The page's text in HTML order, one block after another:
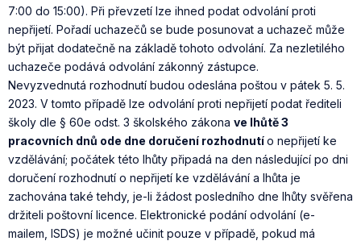
7:00 do 15:00). Při převzetí lze ihned podat odvolání proti
nepřijetí. Pořadí uchazečů se bude posunovat a uchazeč může
být přijat dodatečně na základě tohoto odvolání. Za nezletilého
uchazeče podává odvolání zákonný zástupce.
Nevyzvednutá rozhodnutí budou odeslána poštou v pátek 5. 5.
2023. V tomto případě lze odvolání proti nepřijetí podat řediteli
školy dle § 60e odst. 3 školského zákona ve lhůtě 3
pracovních dnů ode dne doručení rozhodnutío nepřijetí ke
vzdělávání; počátek této lhůty připadá na den následující po dni
doručení rozhodnutí o nepřijetí ke vzdělávání a lhůta je
zachována také tehdy, je-li žádost posledního dne lhůty svěřena
držiteli poštovní licence. Elektronické podání odvolání (e-
mailem, ISDS) je možné učinit pouze v případě, pokud má